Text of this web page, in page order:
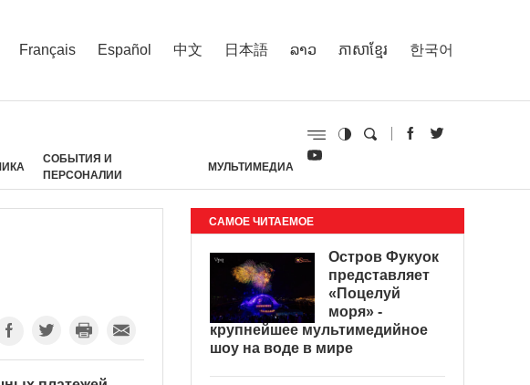
Français Español 中文 日本語 ລາວ ភាសាខ្មែរ 한국어
СОБЫТИЯ И
ПЕРСОНАЛИИ
МУЛЬТИМЕДИА
САМОЕ ЧИТАЕМОЕ
Остров Фукуок
представляет
«Поцелуй
моря» -
крупнейшее мультимедийное
шоу на воде в мире